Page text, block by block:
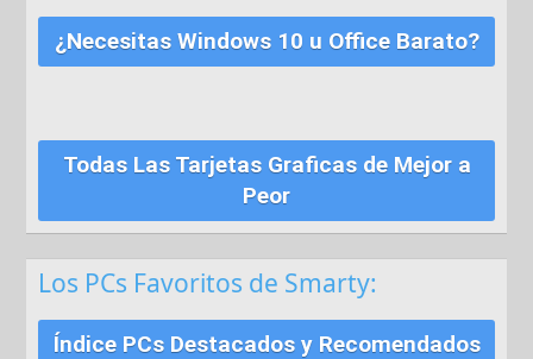
¿Necesitas Windows 10 u Office Barato?
Todas Las Tarjetas Graficas de Mejor a
Peor
Los PCs Favoritos de Smarty:
Índice PCs Destacados y Recomendados